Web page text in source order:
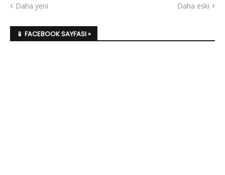
Daha yeni Daha eski
📱 FACEBOOK SAYFASI »